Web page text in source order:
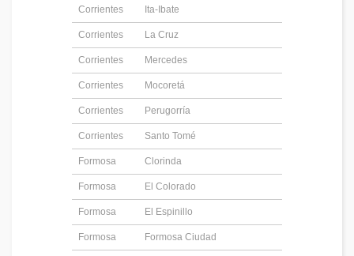
Corrientes Ita-Ibate
Corrientes La Cruz
Corrientes Mercedes
Corrientes Mocoretá
Corrientes Perugorría
Corrientes Santo Tomé
Formosa Clorinda
Formosa El Colorado
Formosa El Espinillo
Formosa Formosa Ciudad